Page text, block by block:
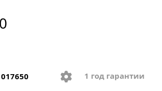
017650 1 год гарантии